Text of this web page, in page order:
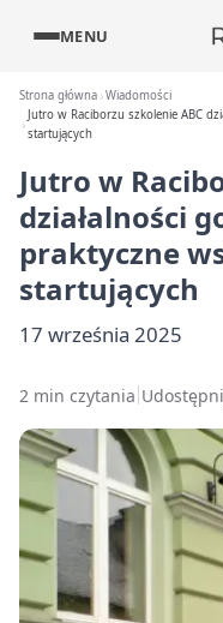
MENU
Strona główna Wiadomości
Jutro w Raciborzu szkolenie ABC
startujących
Jutro w
działalności
praktyczne
startujących
17 września 2025
2 min czytania